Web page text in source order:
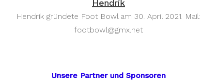
Hendrik
Hendrik gründete Foot Bowl am 30. April 2021. Mail:
footbowl@gmx.net
Unsere Partner und Sponsoren